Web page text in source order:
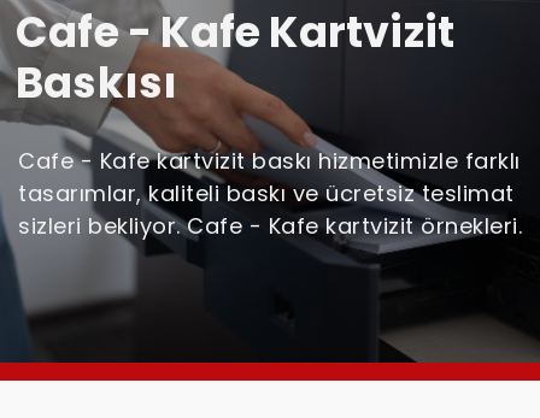
Cafe - Kafe Kartvizit
Baskısı
Cafe - Kafe kartvizit baskı hizmetimizle farklı
tasarımlar, kaliteli baskı ve ücretsiz teslimat
sizleri bekliyor. Cafe - Kafe kartvizit örnekleri.